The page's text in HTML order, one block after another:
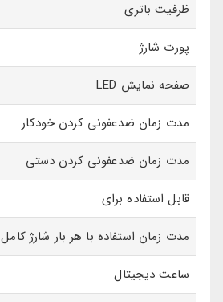
ظرفیت باتری
پورت شارژ
صفحه نمایش LED
مدت زمان ضدعفونی کردن خودکار
مدت زمان ضدعفونی کردن دستی
قابل استفاده برای
مدت زمان استفاده با هر بار شارژ کامل
ساعت دیجیتال